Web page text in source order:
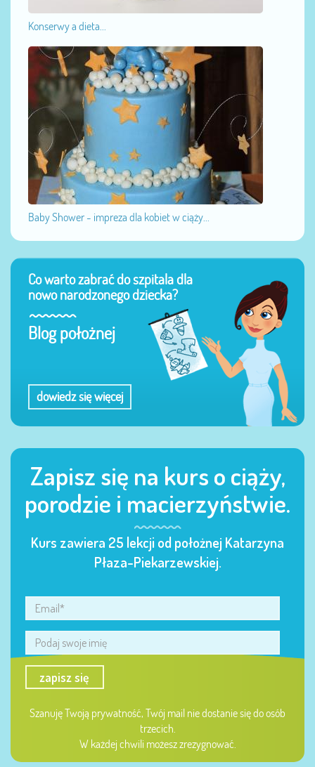
Konserwy a dieta...
Baby Shower - impreza dla kobiet w ciąży...
Co warto zabrać do szpitala dla
nowo narodzonego dziecka?
Blog położnej
dowiedz się więcej
Zapisz się na kurs o ciąży,
porodzie i macierzyństwie.
Kurs zawiera 25 lekcji od położnej Katarzyna
Płaza-Piekarzewskiej.
zapisz się
Szanuję Twoją prywatność, Twój mail nie dostanie się do osób
trzecich.
W każdej chwili możesz zrezygnować.